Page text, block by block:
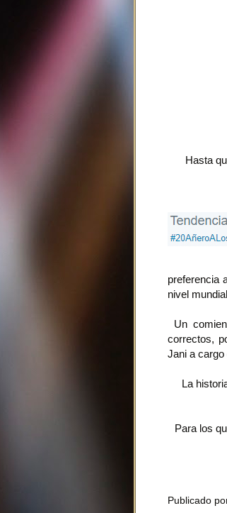
Hasta
preferencia
nivel
Un
correctos,
Jani a
La
Para los
Publicado